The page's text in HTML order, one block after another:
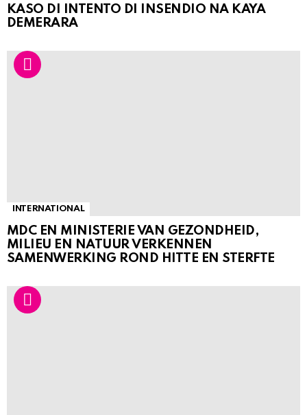
KASO DI INTENTO DI INSENDIO NA KAYA
DEMERARA
INTERNATIONAL
MDC EN MINISTERIE VAN GEZONDHEID,
MILIEU EN NATUUR VERKENNEN
SAMENWERKING ROND HITTE EN STERFTE